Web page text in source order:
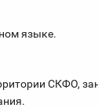
языке.
СКФО,